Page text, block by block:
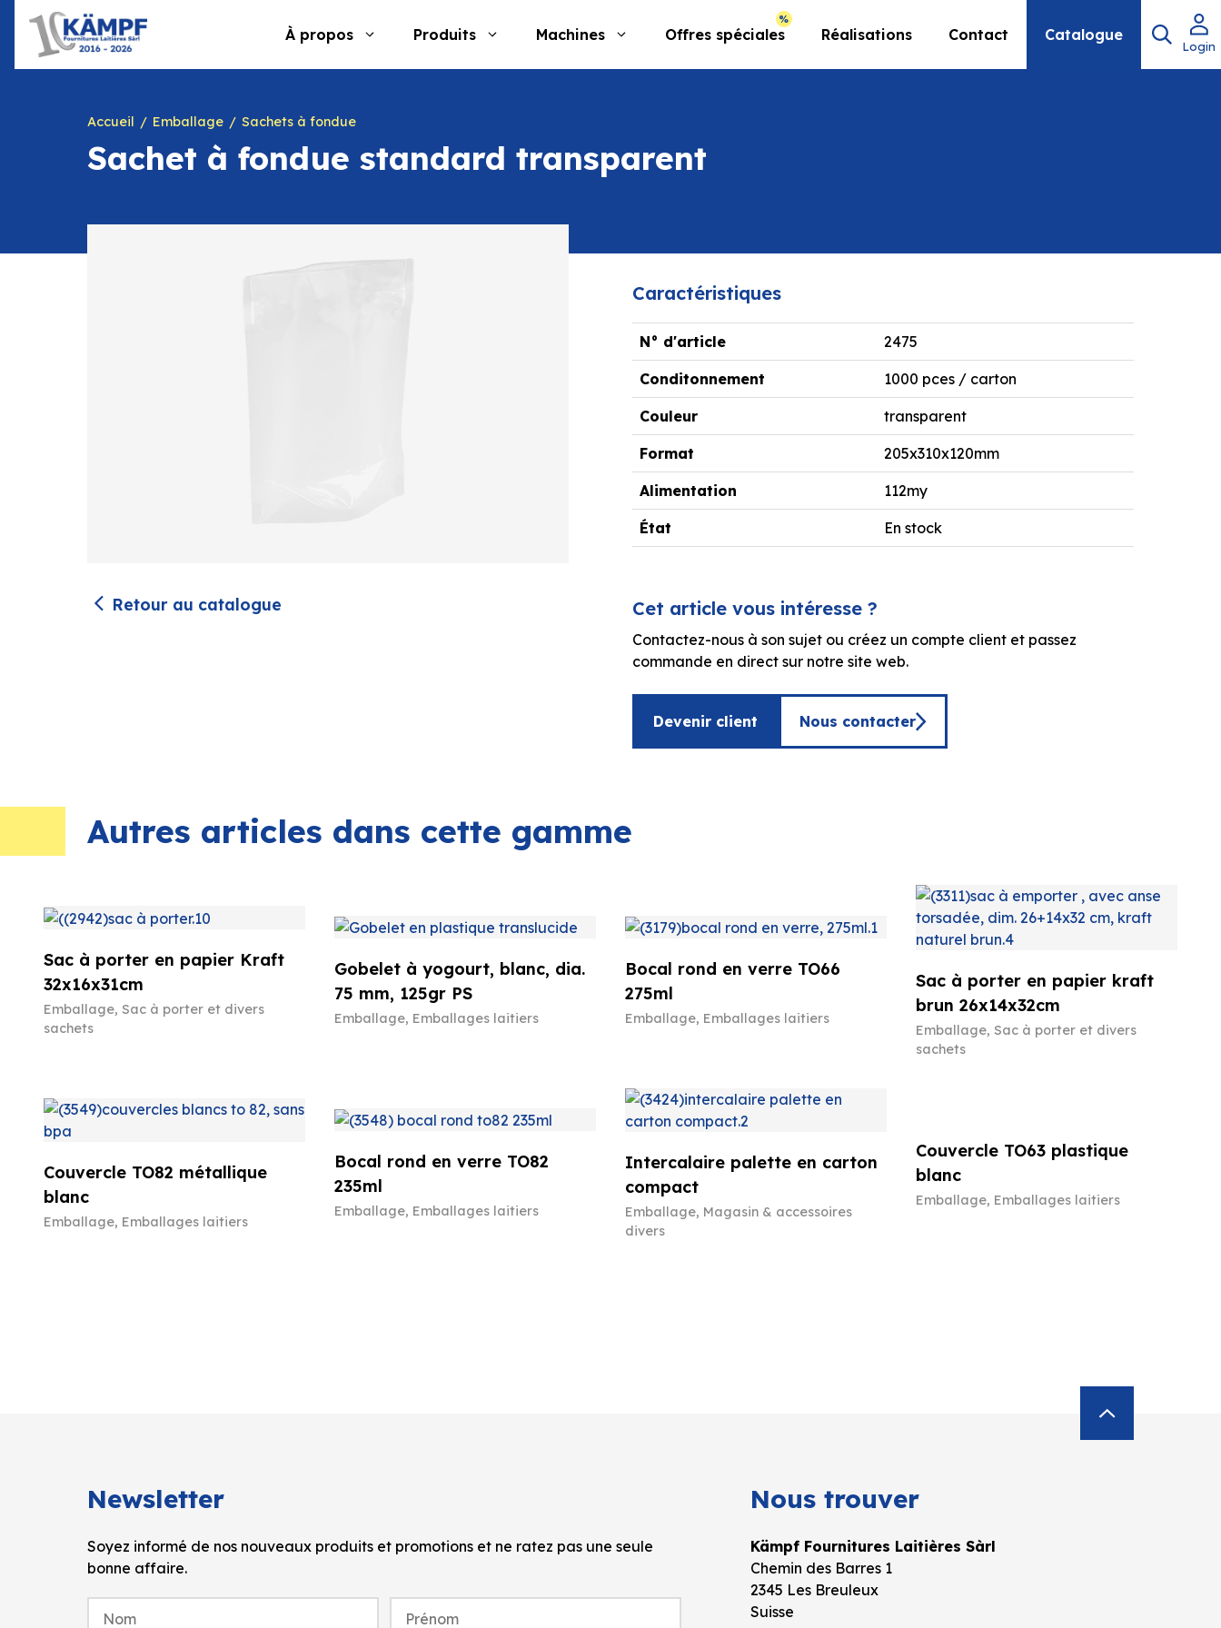
contenu
À propos Produits Machines Offres spéciales Réalisations Contact Catalogue
Login
Accueil Emballage Sachets à fondue
Sachet à fondue standard transparent
Retour au catalogue
Caractéristiques
N° d'article 2475
Conditonnement 1000 pces / carton
Couleur transparent
Format 205x310x120mm
Alimentation 112my
État En stock
Cet article vous intéresse ?
Contactez-nous à son sujet ou créez un compte client et passez
commande en direct sur notre site web.
Devenir client Nous contacter
Autres articles dans cette gamme
Sac à porter en papier Kraft
32x16x31cm
Emballage, Sac à porter et divers
sachets
Gobelet à yogourt, blanc, dia.
75 mm, 125gr PS
Emballage, Emballages laitiers
Bocal rond en verre TO66
275ml
Emballage, Emballages laitiers
Sac à porter en papier kraft
brun 26x14x32cm
Emballage, Sac à porter et divers
sachets
Couvercle TO82 métallique
blanc
Emballage, Emballages laitiers
Bocal rond en verre TO82
235ml
Emballage, Emballages laitiers
Intercalaire palette en carton
compact
Emballage, Magasin & accessoires
divers
Couvercle TO63 plastique
blanc
Emballage, Emballages laitiers
Newsletter
Soyez informé de nos nouveaux produits et promotions et ne ratez pas une seule
bonne affaire.
Nous trouver
Kämpf Fournitures Laitières Sàrl
Chemin des Barres 1
2345 Les Breuleux
Suisse